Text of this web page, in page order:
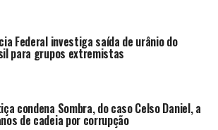
Federal investiga saída de urânio do
para grupos extremistas
condena Sombra, do caso Celso Daniel, a
de cadeia por corrupção